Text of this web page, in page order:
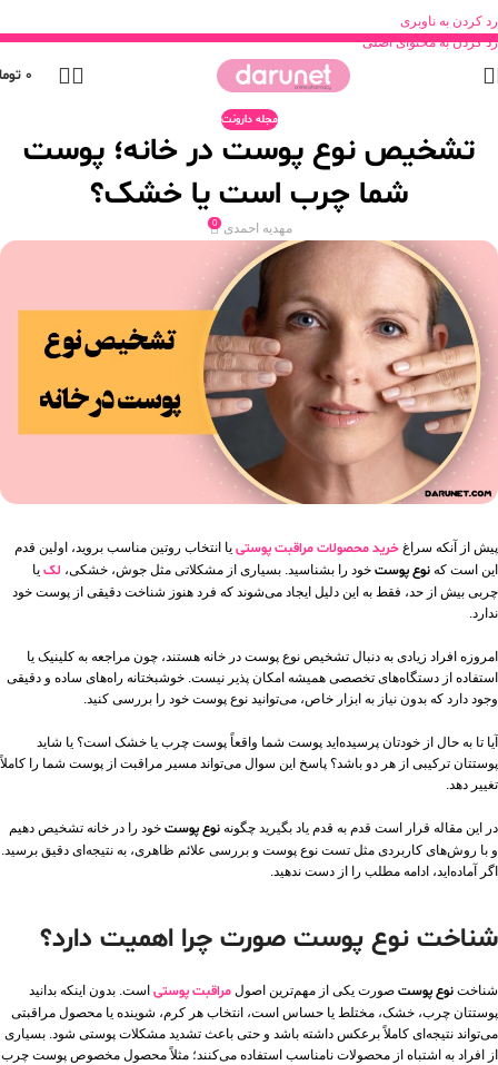
رد کردن به ناوبری
رد کردن به محتوای اصلی
0
مجله دارونت
تشخیص نوع پوست در خانه؛ پوست
شما چرب است یا خشک؟
مهدیه احمدی 0
پیش از آنکه سراغ خرید محصولات مراقبت پوستی یا انتخاب روتین مناسب بروید، اولین قدم
این است که نوع پوست خود را بشناسید. بسیاری از مشکلاتی مثل جوش، خشکی، لک یا
چربی بیش از حد، فقط به این دلیل ایجاد می‌شوند که فرد هنوز شناخت دقیقی از پوست خود
ندارد.
امروزه افراد زیادی به دنبال تشخیص نوع پوست در خانه هستند، چون مراجعه به کلینیک یا
استفاده از دستگاه‌های تخصصی همیشه امکان‌ پذیر نیست. خوشبختانه راه‌های ساده و دقیقی
وجود دارد که بدون نیاز به ابزار خاص، می‌توانید نوع پوست خود را بررسی کنید.
آیا تا به حال از خودتان پرسیده‌اید پوست شما واقعاً پوست چرب یا خشک است؟ یا شاید
پوستتان ترکیبی از هر دو باشد؟ پاسخ این سوال می‌تواند مسیر مراقبت از پوست شما را کاملاً
تغییر دهد.
در این مقاله قرار است قدم به قدم یاد بگیرید چگونه نوع پوست خود را در خانه تشخیص دهیم
و با روش‌های کاربردی مثل تست نوع پوست و بررسی علائم ظاهری، به نتیجه‌ای دقیق برسید.
اگر آماده‌اید، ادامه مطلب را از دست ندهید.
شناخت نوع پوست صورت چرا اهمیت دارد؟
شناخت نوع پوست صورت یکی از مهم‌ترین اصول مراقبت پوستی است. بدون اینکه بدانید
پوستتان چرب، خشک، مختلط یا حساس است، انتخاب هر کرم، شوینده یا محصول مراقبتی
می‌تواند نتیجه‌ای کاملاً برعکس داشته باشد و حتی باعث تشدید مشکلات پوستی شود. بسیاری
از افراد به اشتباه از محصولات نامناسب استفاده می‌کنند؛ مثلاً محصول مخصوص پوست چرب